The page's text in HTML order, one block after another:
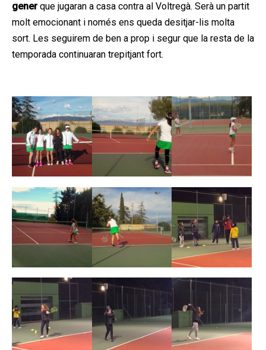
generque jugaran a casa contra al Voltregà. Serà un partit
molt emocionant i només ens queda desitjar-lis molta
sort. Les seguirem de ben a prop i segur que la resta de la
temporada continuaran trepitjant fort.